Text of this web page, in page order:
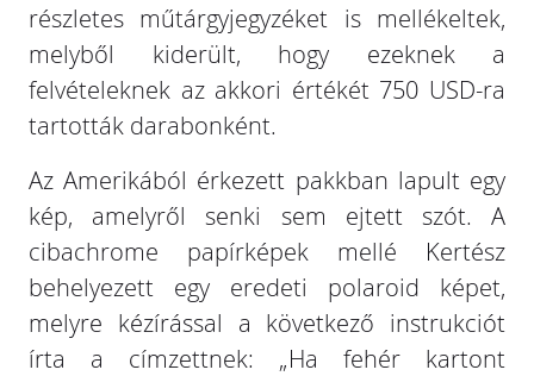
részletes műtárgyjegyzéket is mellékeltek,
melyből kiderült, hogy ezeknek a
felvételeknek az akkori értékét 750 USD-ra
tartották darabonként.
Az Amerikából érkezett pakkban lapult egy
kép, amelyről senki sem ejtett szót. A
cibachrome papírképek mellé Kertész
behelyezett egy eredeti polaroid képet,
melyre kézírással a következő instrukciót
írta a címzettnek: „Ha fehér kartont